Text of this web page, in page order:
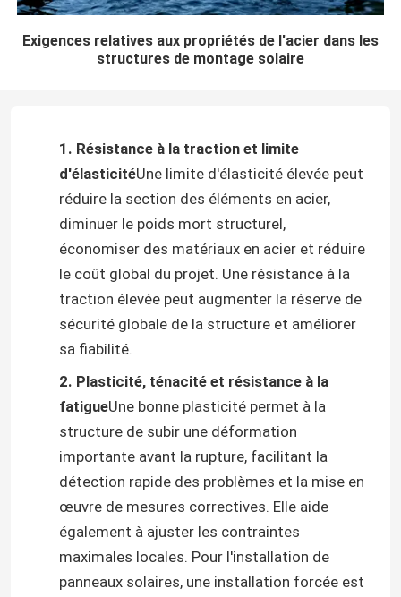
Exigences relatives aux propriétés de l'acier dans les
structures de montage solaire
1. Résistance à la traction et limite
d'élasticitéUne limite d'élasticité élevée peut
réduire la section des éléments en acier,
diminuer le poids mort structurel,
économiser des matériaux en acier et réduire
le coût global du projet. Une résistance à la
traction élevée peut augmenter la réserve de
sécurité globale de la structure et améliorer
sa fiabilité.
2. Plasticité, ténacité et résistance à la
fatigueUne bonne plasticité permet à la
structure de subir une déformation
importante avant la rupture, facilitant la
détection rapide des problèmes et la mise en
œuvre de mesures correctives. Elle aide
également à ajuster les contraintes
maximales locales. Pour l'installation de
panneaux solaires, une installation forcée est